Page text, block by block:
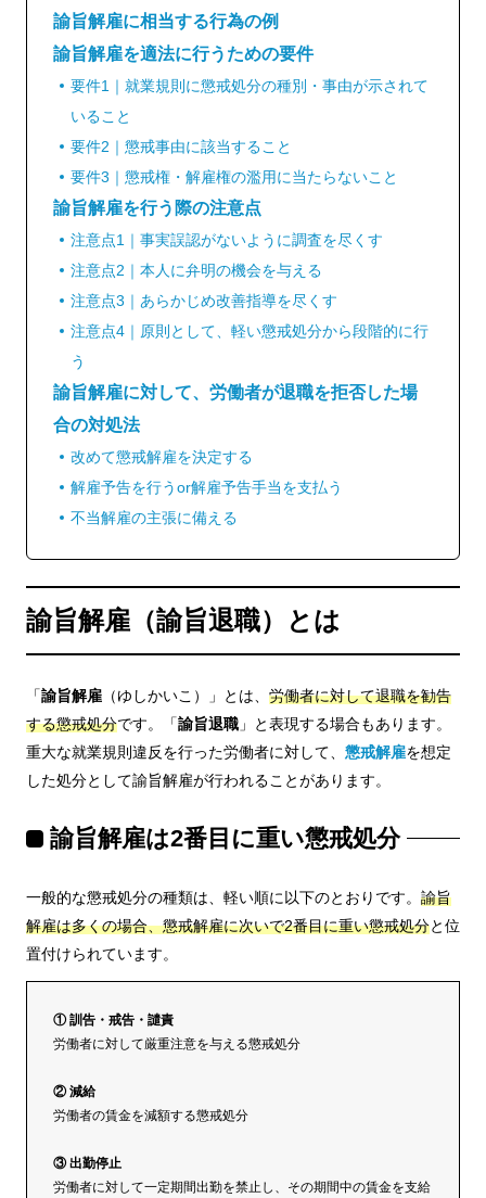
諭旨解雇に相当する行為の例
諭旨解雇を適法に行うための要件
要件1｜就業規則に懲戒処分の種別・事由が示されて
いること
要件2｜懲戒事由に該当すること
要件3｜懲戒権・解雇権の濫用に当たらないこと
諭旨解雇を行う際の注意点
注意点1｜事実誤認がないように調査を尽くす
注意点2｜本人に弁明の機会を与える
注意点3｜あらかじめ改善指導を尽くす
注意点4｜原則として、軽い懲戒処分から段階的に行
う
諭旨解雇に対して、労働者が退職を拒否した場
合の対処法
改めて懲戒解雇を決定する
解雇予告を行うor解雇予告手当を支払う
不当解雇の主張に備える
諭旨解雇（諭旨退職）とは
「諭旨解雇 （ゆしかいこ）」とは、 労働者に対して退職を勧告
する懲戒処分です。「諭旨退職 」と表現する場合もあります。
重大な就業規則違反を行った労働者に対して、 懲戒解雇を想定
した処分として諭旨解雇が行われることがあります。
諭旨解雇は2番目に重い懲戒処分
一般的な懲戒処分の種類は、軽い順に以下のとおりです。 諭旨
解雇は多くの場合、懲戒解雇に次いで2番目に重い懲戒処分と位
置付けられています。
① 訓告・戒告・譴責
労働者に対して厳重注意を与える懲戒処分
② 減給
労働者の賃金を減額する懲戒処分
③ 出勤停止
労働者に対して一定期間出勤を禁止し、その期間中の賃金を支給